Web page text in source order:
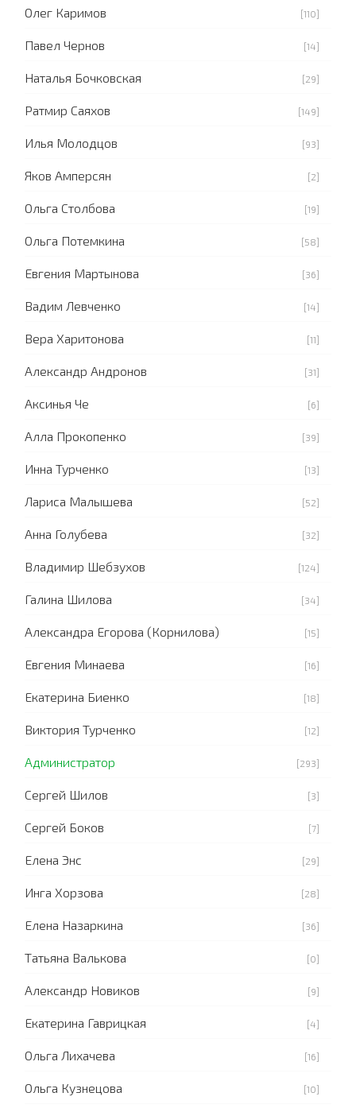
Олег Каримов [110]
Павел Чернов [14]
Наталья Бочковская [29]
Ратмир Саяхов [149]
Илья Молодцов [93]
Яков Амперсян [2]
Ольга Столбова [19]
Ольга Потемкина [58]
Евгения Мартынова [36]
Вадим Левченко [14]
Вера Харитонова [11]
Александр Андронов [31]
Аксинья Че [6]
Алла Прокопенко [39]
Инна Турченко [13]
Лариса Малышева [52]
Анна Голубева [32]
Владимир Шебзухов [124]
Галина Шилова [34]
Александра Егорова (Корнилова) [15]
Евгения Минаева [16]
Екатерина Биенко [18]
Виктория Турченко [12]
Администратор [293]
Сергей Шилов [3]
Сергей Боков [7]
Елена Энс [29]
Инга Хорзова [28]
Елена Назаркина [36]
Татьяна Валькова [0]
Александр Новиков [9]
Екатерина Гаврицкая [4]
Ольга Лихачева [16]
Ольга Кузнецова [10]